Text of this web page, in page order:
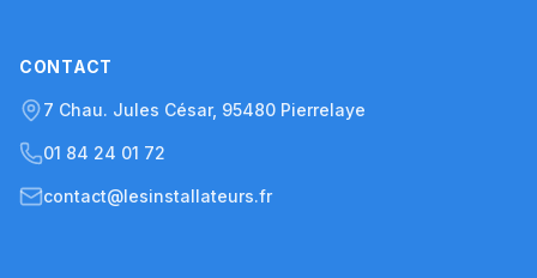
CONTACT
7 Chau. Jules César, 95480 Pierrelaye
01 84 24 01 72
contact@lesinstallateurs.fr